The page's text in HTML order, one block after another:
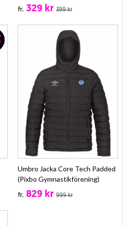
fr. 329 kr 399 kr
Umbro Jacka Core Tech Padded
(Pixbo Gymnastikförening)
fr. 829 kr 999 kr